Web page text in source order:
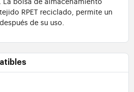
RPET reciclado, permite un
de su uso.